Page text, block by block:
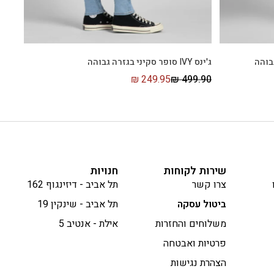
ג'ינס IVY סופר סקיני בגזרה גבוהה
₪499.90
₪ 249.95
שירות לקוחות
צרו קשר
ביטול עסקה
משלוחים והחזרות
פרטיות ואבטחה
הצהרת נגישות
חנויות
תל אביב - דיזינגוף 162
תל אביב - שינקין 19
אילת - אנטיב 5